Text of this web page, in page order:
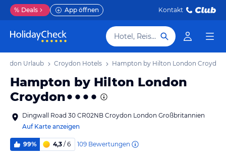
% Deals App öffnen Kontakt
Hotel, Reiseziel
Urlaub Croydon Hotels Hampton by Hilton London Croydon
Hampton by Hilton London
Croydon
Dingwall Road 30 CR02NB Croydon London Großbritannien
Auf Karte anzeigen
99% 4,3 / 6 109 Bewertungen